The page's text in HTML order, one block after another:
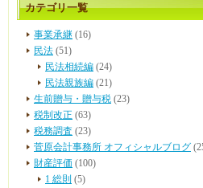
カテゴリ一覧
事業承継 (16)
民法 (51)
民法相続編 (24)
民法親族編 (21)
生前贈与・贈与税 (23)
税制改正 (63)
税務調査 (23)
菅原会計事務所 オフィシャルブログ
財産評価 (100)
1 総則 (5)